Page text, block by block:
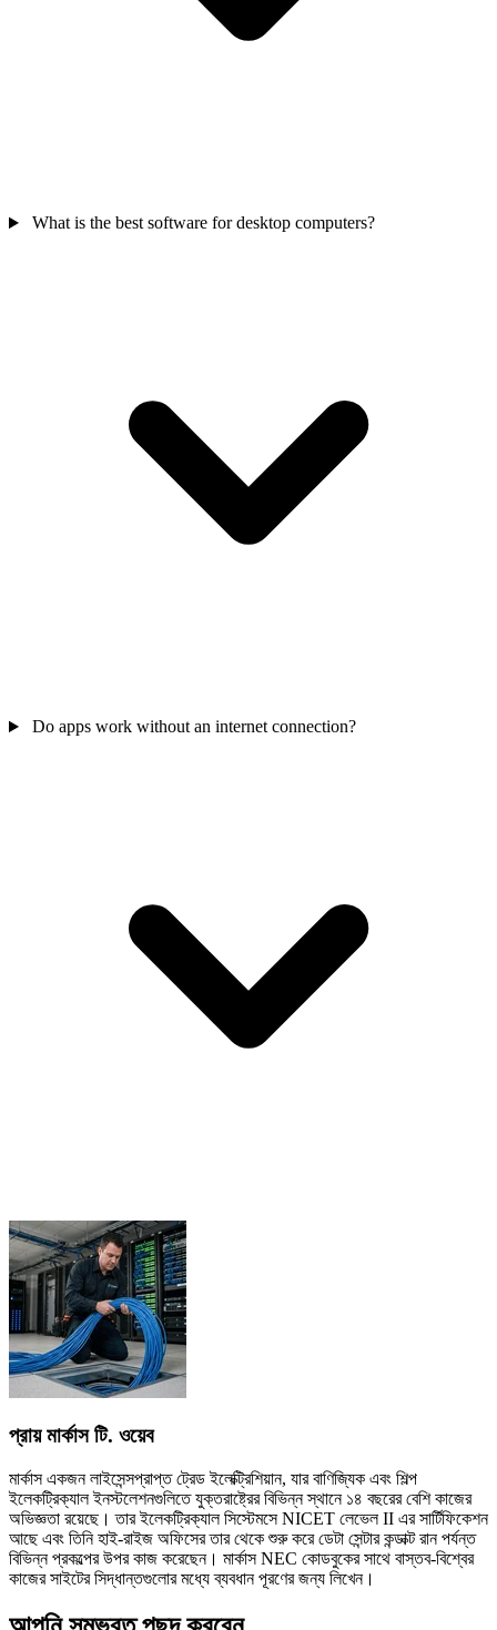
What is the best software for desktop computers?
Do apps work without an internet connection?
প্রায় মার্কাস টি. ওয়েব
মার্কাস একজন লাইসেন্সপ্রাপ্ত ট্রেড ইলেক্ট্রিশিয়ান, যার বাণিজ্যিক এবং শিল্প
ইলেকট্রিক্যাল ইনস্টলেশনগুলিতে যুক্তরাষ্ট্রের বিভিন্ন স্থানে ১৪ বছরের বেশি কাজের
অভিজ্ঞতা রয়েছে। তার ইলেকট্রিক্যাল সিস্টেমসে NICET লেভেল II এর সার্টিফিকেশন
আছে এবং তিনি হাই-রাইজ অফিসের তার থেকে শুরু করে ডেটা সেন্টার কন্ডাক্ট রান পর্যন্ত
বিভিন্ন প্রকল্পের উপর কাজ করেছেন। মার্কাস NEC কোডবুকের সাথে বাস্তব-বিশ্বের
কাজের সাইটের সিদ্ধান্তগুলোর মধ্যে ব্যবধান পূরণের জন্য লিখেন।